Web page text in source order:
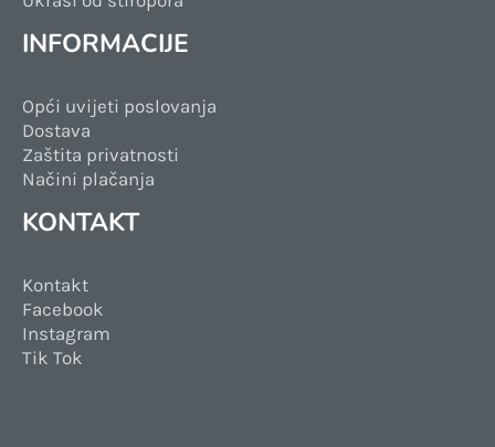
INFORMACIJE
Opći uvijeti poslovanja
Dostava
Zaštita privatnosti
Načini plačanja
KONTAKT
Kontakt
Facebook
Instagram
Tik Tok